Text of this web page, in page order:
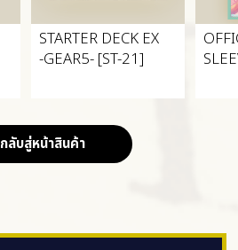
STARTER DECK EX
-GEAR5- [ST-21]
กลับสู่หน้าสินค้า